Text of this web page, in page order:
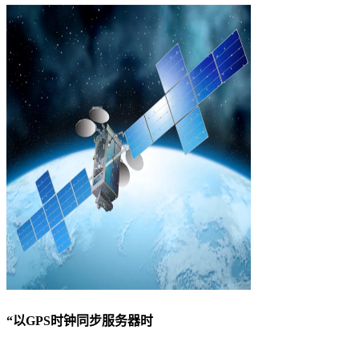
“以GPS时钟同步服务器时